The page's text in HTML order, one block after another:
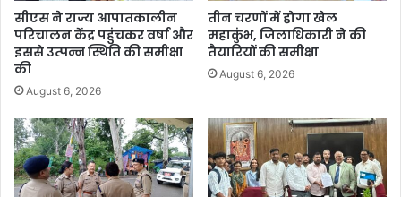
सीएस ने राज्य आपातकालीन
परिचालन केंद्र पहुंचकर वर्षा और
इससे उत्पन्न स्थिति की समीक्षा
की
August 6, 2026
तीन चरणों में होगा खेल
महाकुंभ, जिलाधिकारी ने की
तैयारियों की समीक्षा
August 6, 2026